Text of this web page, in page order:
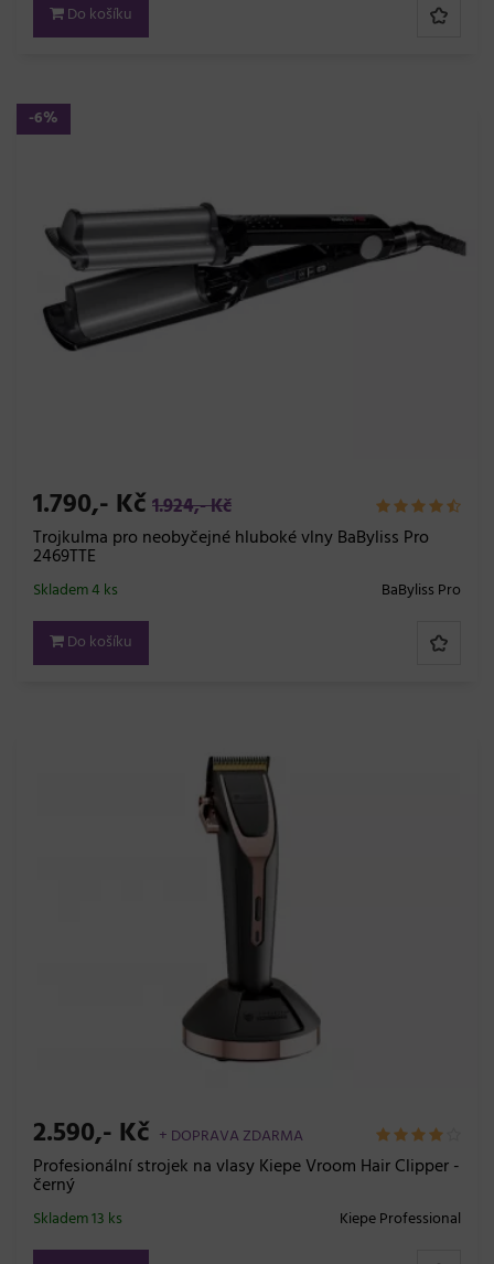
Do košíku
-6%
1.790,- Kč 1.924,- Kč
Trojkulma pro neobyčejné hluboké vlny BaByliss Pro
2469TTE
BaByliss Pro
Skladem 4 ks
Do košíku
2.590,- Kč + DOPRAVA ZDARMA
Profesionální strojek na vlasy Kiepe Vroom Hair Clipper -
černý
Kiepe Professional
Skladem 13 ks